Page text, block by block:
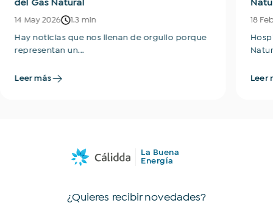
del Gas Natural
14 May 2026 1.3 min
Hay noticias que nos llenan de orgullo porque
representan un...
Leer más
18
Leer
La Buena
Energía
¿Quieres recibir novedades?